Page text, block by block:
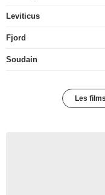
Leviticus
Fjord
Soudain
Les